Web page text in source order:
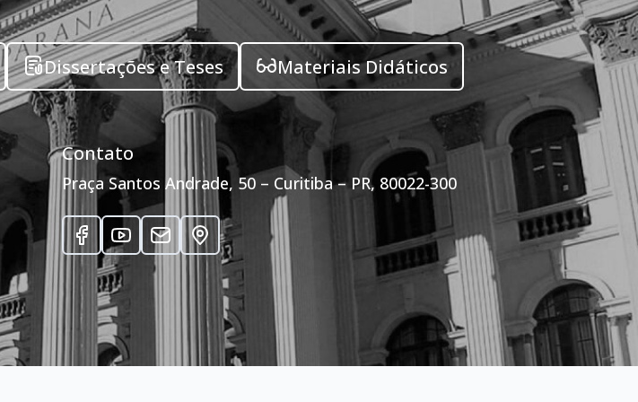
Dissertações e Teses Materiais Didáticos
Contato
Praça Santos Andrade, 50 – Curitiba – PR, 80022-300